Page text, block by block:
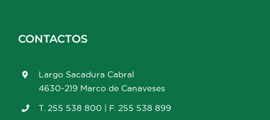
CONTACTOS
Largo Sacadura Cabral
4630-219 Marco de Canaveses
T. 255 538 800 | F. 255 538 899